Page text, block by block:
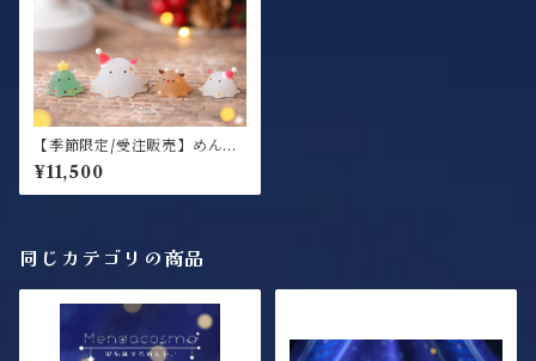
【季節限定/受注販売】めんだ
くろーすふれんず4匹コンプリ
ートセット / オブジェ(金具な
し)
¥11,500
同じカテゴリの商品